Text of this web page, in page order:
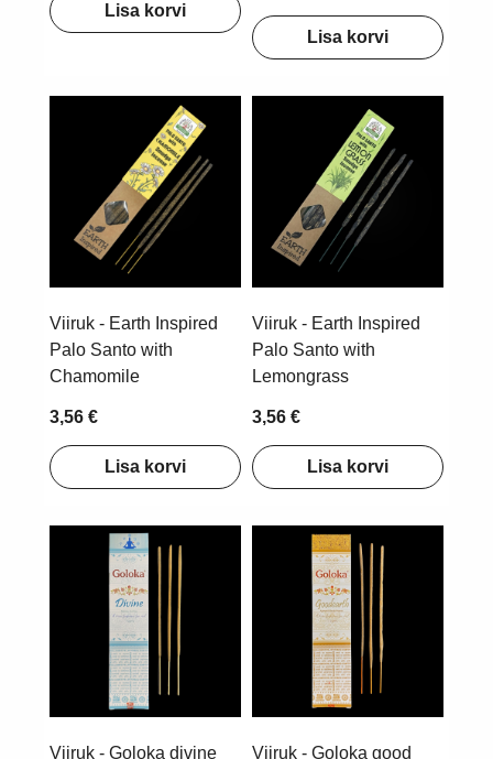
Lisa korvi
Lisa korvi
Viiruk - Earth Inspired
Palo Santo with
Chamomile
3,56 €
Lisa korvi
Viiruk - Earth Inspired
Palo Santo with
Lemongrass
3,56 €
Lisa korvi
Viiruk - Goloka divine
Viiruk - Goloka good